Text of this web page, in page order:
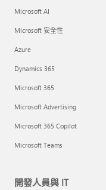
Microsoft AI
Microsoft 安全性
Azure
Dynamics 365
Microsoft 365
Microsoft Advertising
Microsoft 365 Copilot
Microsoft Teams
開發人員與 IT